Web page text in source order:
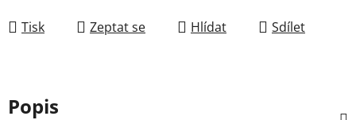
Tisk Zeptat se Hlídat Sdílet
Popis